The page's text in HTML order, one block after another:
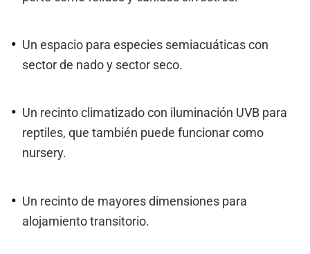
Un espacio para especies semiacuáticas con
sector de nado y sector seco.
Un recinto climatizado con iluminación UVB para
reptiles, que también puede funcionar como
nursery.
Un recinto de mayores dimensiones para
alojamiento transitorio.